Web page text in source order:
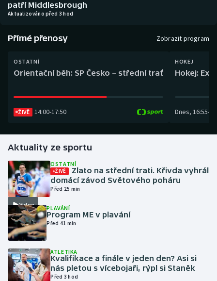
Boby a skeleton
Box
Curling
Golf
Gymnastika
Házená
Jezdectví
Judo
Krasobruslení
AZ kvíz
patří Middlesbrough
Aktualizováno před 3 hod
Přímé přenosy Zobrazit program
OSTATNÍ
Orientační běh: SP Česko – střední trať
ŽIVĚ 14:00-17:50
HOKEJ
Hokej:
Dnes, 16:55-
Aktuality ze sportu
Video
OSTATNÍ
ŽIVĚ
Zlato na střední trati. Křivda vyhrál
domácí závod Světového poháru
Před 25 min
PLAVÁNÍ
Program ME v plavání
Před 41 min
ATLETIKA
Kvalifikace a finále v jeden den? Asi si
nás pletou s vícebojaři, rýpl si Staněk
Před 3 hod